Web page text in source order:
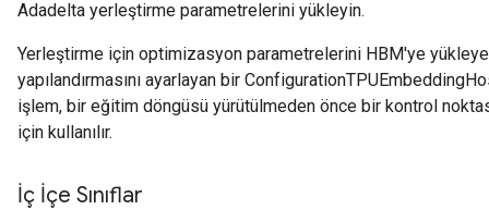
Adadelta yerleştirme parametrelerini yükleyin.
Yerleştirme için optimizasyon parametrelerini HBM'ye
yapılandırmasını ayarlayan bir
işlem, bir eğitim döngüsü yürütülmeden önce bir kontrol
için kullanılır.
İç İçe Sınıflar